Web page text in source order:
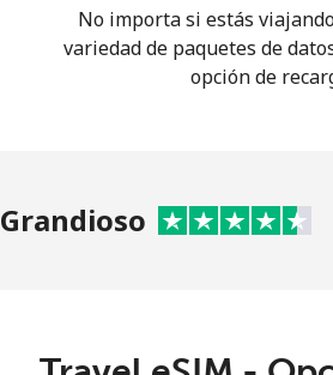
No importa si estás
variedad de paquetes de
opción de
Grandioso